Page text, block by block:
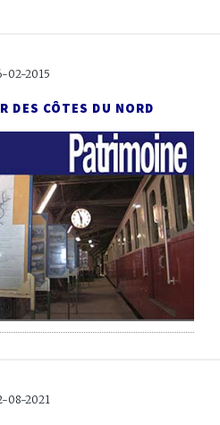
02-2015
DES CÔTES DU NORD
08-2021